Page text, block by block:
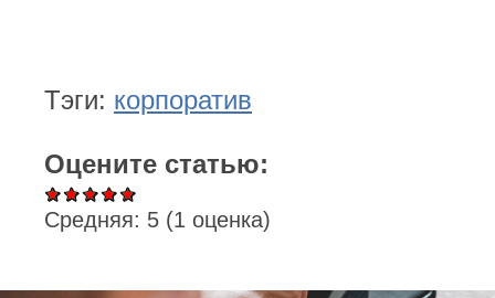
Тэги: корпоратив
Оцените статью:
Средняя: 5 (1 оценка)